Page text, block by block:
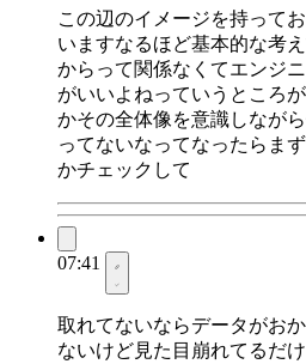
この辺のイメージを持って
いますなるほど基本的な考
からって関係なくてエンジ
がいいよねっていうところ
かその全体像を意識しなが
ってないなってなったらま
かチェックして
07:41
取れてないならデータがお
ないけど見た目崩れてるだ